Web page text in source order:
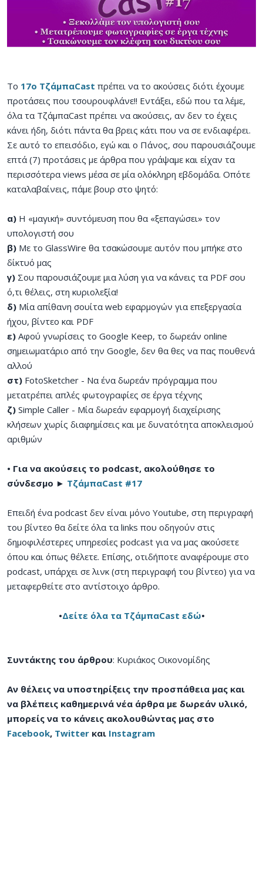
To 17ο ΤζάμπαCast πρέπει να το ακούσεις διότι έχουμε
προτάσεις που τσουρουφλάνε!! Εντάξει, εδώ που τα λέμε,
όλα τα ΤζάμπαCast πρέπει να ακούσεις, αν δεν το έχεις
κάνει ήδη, διότι πάντα θα βρεις κάτι που να σε ενδιαφέρει.
Σε αυτό το επεισόδιο, εγώ και ο Πάνος, σου παρουσιάζουμε
επτά (7) προτάσεις με άρθρα που γράψαμε και είχαν τα
περισσότερα views μέσα σε μία ολόκληρη εβδομάδα. Οπότε
καταλαβαίνεις, πάμε βουρ στο ψητό:
α) Η «μαγική» συντόμευση που θα «ξεπαγώσει» τον
υπολογιστή σου
β) Με το GlassWire θα τσακώσουμε αυτόν που μπήκε στο
δίκτυό μας
γ) Σου παρουσιάζουμε μια λύση για να κάνεις τα PDF σου
ό,τι θέλεις, στη κυριολεξία!
δ) Μία απίθανη σουίτα web εφαρμογών για επεξεργασία
ήχου, βίντεο και PDF
ε) Αφού γνωρίσεις το Google Keep, το δωρεάν online
σημειωματάριο από την Google, δεν θα θες να πας πουθενά
αλλού
στ) FotoSketcher - Να ένα δωρεάν πρόγραμμα που
μετατρέπει απλές φωτογραφίες σε έργα τέχνης
ζ) Simple Caller - Μία δωρεάν εφαρμογή διαχείρισης
κλήσεων χωρίς διαφημίσεις και με δυνατότητα αποκλεισμού
αριθμών
• Για να ακούσεις το podcast, ακολούθησε το
σύνδεσμο ► ΤζάμπαCast #17
Επειδή ένα podcast δεν είναι μόνο Youtube, στη περιγραφή
του βίντεο θα δείτε όλα τα links που οδηγούν στις
δημοφιλέστερες υπηρεσίες podcast για να μας ακούσετε
όπου και όπως θέλετε. Επίσης, οτιδήποτε αναφέρουμε στο
podcast, υπάρχει σε λινκ (στη περιγραφή του βίντεο) για να
μεταφερθείτε στο αντίστοιχο άρθρο.
•Δείτε όλα τα ΤζάμπαCast εδώ•
Συντάκτης του άρθρου: Κυριάκος Οικονομίδης
Αν θέλεις να υποστηρίξεις την προσπάθεια μας και
να βλέπεις καθημερινά νέα άρθρα με δωρεάν υλικό,
μπορείς να το κάνεις ακολουθώντας μας στο
Facebook, Twitter και Instagram